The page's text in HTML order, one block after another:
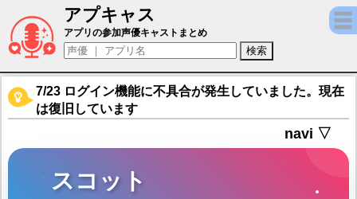
アプキャス
スコット（声優：細谷佳正)【セブンナイツ2
アプリの参加声優キャストまとめ
7/23 ログイン機能に不具合が発生していました。現在
は復旧しています
navi ▽
スコット